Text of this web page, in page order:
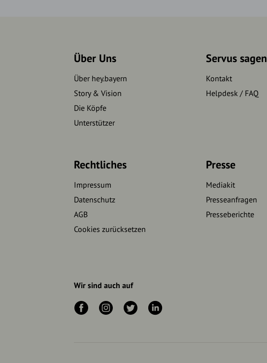
Über Uns
Über hey.bayern
Story & Vision
Die Köpfe
Unterstützer
Servus sagen
Kontakt
Helpdesk / FAQ
Rechtliches
Impressum
Datenschutz
AGB
Cookies zurücksetzen
Presse
Mediakit
Presseanfragen
Presseberichte
Wir sind auch auf